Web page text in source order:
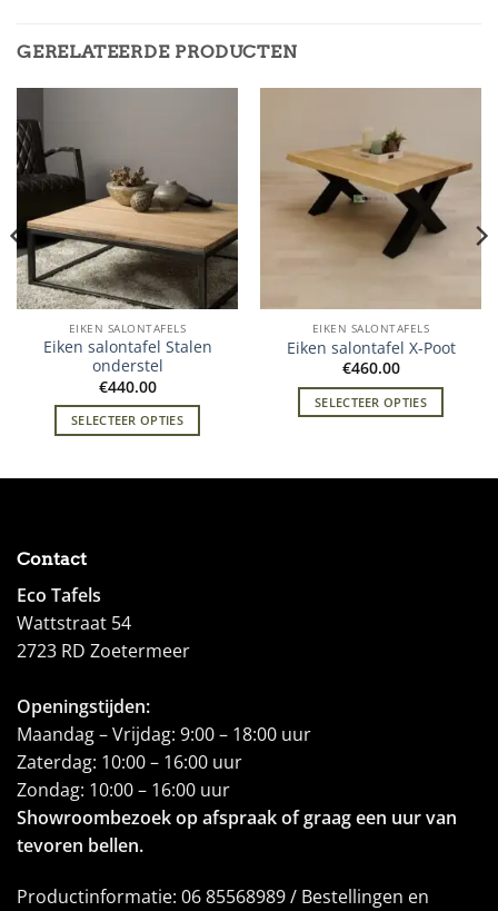
GERELATEERDE PRODUCTEN
EIKEN SALONTAFELS
Eiken salontafel Stalen
onderstel
€440.00
SELECTEER OPTIES
EIKEN SALONTAFELS
Eiken salontafel X-Poot
€460.00
SELECTEER OPTIES
Contact
Eco Tafels
Wattstraat 54
2723 RD Zoetermeer
Openingstijden:
Maandag – Vrijdag: 9:00 – 18:00 uur
Zaterdag: 10:00 – 16:00 uur
Zondag: 10:00 – 16:00 uur
Showroombezoek op afspraak of graag een uur van
tevoren bellen.
Productinformatie: 06 85568989 / Bestellingen en